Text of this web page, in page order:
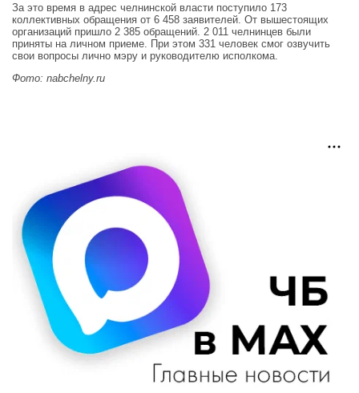
За это время в адрес челнинской власти поступило 173
коллективных обращения от 6 458 заявителей. От вышестоящих
организаций пришло 2 385 обращений. 2 011 челнинцев были
приняты на личном приеме. При этом 331 человек смог озвучить
свои вопросы лично мэру и руководителю исполкома.
Фото: nabchelny.ru